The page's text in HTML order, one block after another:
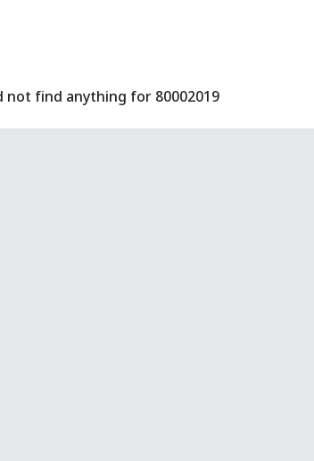
not find anything for 80002019